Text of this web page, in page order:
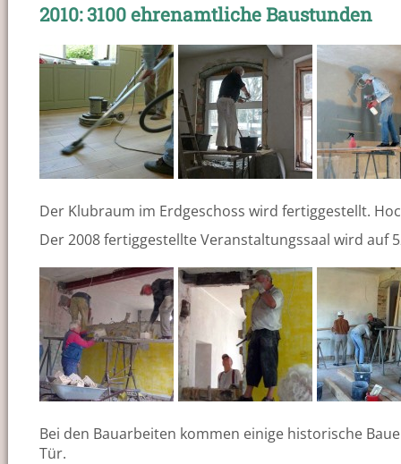
2010: 3100 ehrenamtliche Baustunden
Der Klubraum im Erdgeschoss wird fertiggestellt.
Der 2008 fertiggestellte Veranstaltungssaal wird auf
Bei den Bauarbeiten kommen einige historische
Tür.